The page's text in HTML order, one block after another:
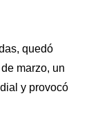
quedó
marzo, un
y provocó